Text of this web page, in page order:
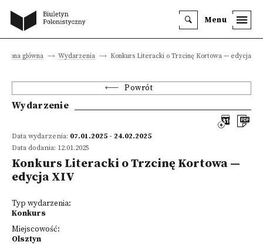
Menu
Strona główna Wydarzenia Konkurs Literacki o Trzcinę Kortowa — edycja
Powrót
Wydarzenie
Data wydarzenia: 07.01.2025 - 24.02.2025
Data dodania: 12.01.2025
Konkurs Literacki o Trzcinę Kortowa —
edycja XIV
Typ wydarzenia:
Konkurs
Miejscowość:
Olsztyn